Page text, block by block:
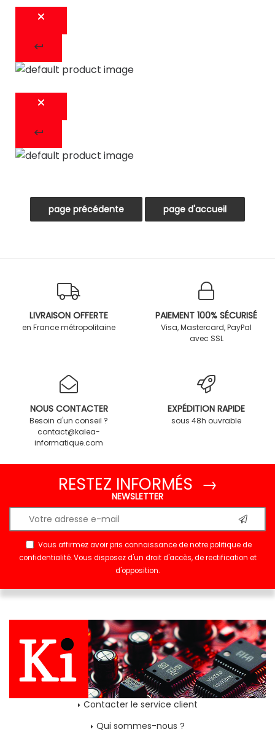
LIVRAISON OFFERTE
en France métropolitaine
PAIEMENT 100% SÉCURISÉ
Visa, Mastercard, PayPal
avec SSL
NOUS CONTACTER
Besoin d'un conseil ?
contact@kalea-
informatique.com
EXPÉDITION RAPIDE
sous 48h ouvrable
RESTEZ INFORMÉS →
NEWSLETTER
Vous affirmez avoir pris connaissance de notrepolitique de
confidentialité. Vous disposez d'un droit d'accès, de rectification et
d'opposition.
Contacter le service client
Qui sommes-nous ?